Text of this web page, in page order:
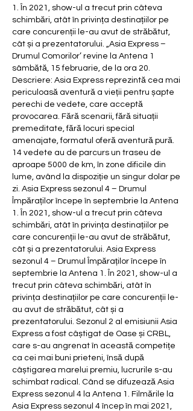
1. În 2021, show-ul a trecut prin câteva
schimbări, atât în privința destinațiilor pe
care concurenții le-au avut de străbătut,
cât și a prezentatorului. „Asia Express –
Drumul Comorilor’ revine la Antena 1
sâmbătă, 15 februarie, de la ora 20.
Descriere: Asia Express reprezintă cea mai
periculoasă aventură a vieții pentru șapte
perechi de vedete, care acceptă
provocarea. Fără scenarii, fără situații
premeditate, fără locuri special
amenajate, formatul oferă aventură pură.
14 vedete au de parcurs un traseu de
aproape 5000 de km, în zone dificile din
lume, având la dispoziție un singur dolar pe
zi. Asia Express sezonul 4 – Drumul
Împăraților începe în septembrie la Antena
1. În 2021, show-ul a trecut prin câteva
schimbări, atât în privința destinațiilor pe
care concurenții le-au avut de străbătut,
cât și a prezentatorului. Asia Express
sezonul 4 – Drumul Împăraților începe în
septembrie la Antena 1. În 2021, show-ul a
trecut prin câteva schimbări, atât în
privința destinațiilor pe care concurenții le-
au avut de străbătut, cât și a
prezentatorului. Sezonul 2 al emisiunii Asia
Express a fost câștigat de Oase și CRBL,
care s-au angrenat în această competițe
ca cei mai buni prieteni, însă după
câștigarea marelui premiu, lucrurile s-au
schimbat radical. Când se difuzează Asia
Express sezonul 4 la Antena 1. Filmările la
Asia Express sezonul 4 încep în mai 2021,